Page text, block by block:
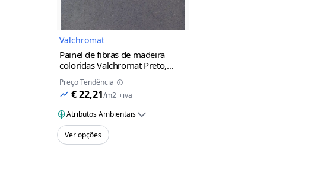
Valchromat
Painel de fibras de madeira
coloridas Valchromat Preto,
Resistência ao Fogo, 2440x1220
mm, 8 mm
Preço Tendência
€ 22,21/m2 +iva
Atributos Ambientais
Ver opções